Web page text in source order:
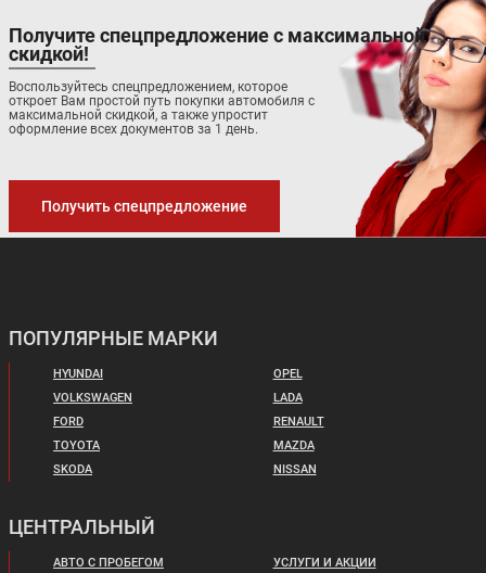
Получите спецпредложение с максимальной
скидкой!
Воспользуйтесь спецпредложением, которое
откроет Вам простой путь покупки автомобиля с
максимальной скидкой, а также упростит
оформление всех документов за 1 день.
Получить спецпредложение
ПОПУЛЯРНЫЕ МАРКИ
HYUNDAI
VOLKSWAGEN
FORD
TOYOTA
SKODA
OPEL
LADA
RENAULT
MAZDA
NISSAN
ЦЕНТРАЛЬНЫЙ
АВТО С ПРОБЕГОМ
УСЛУГИ И АКЦИИ